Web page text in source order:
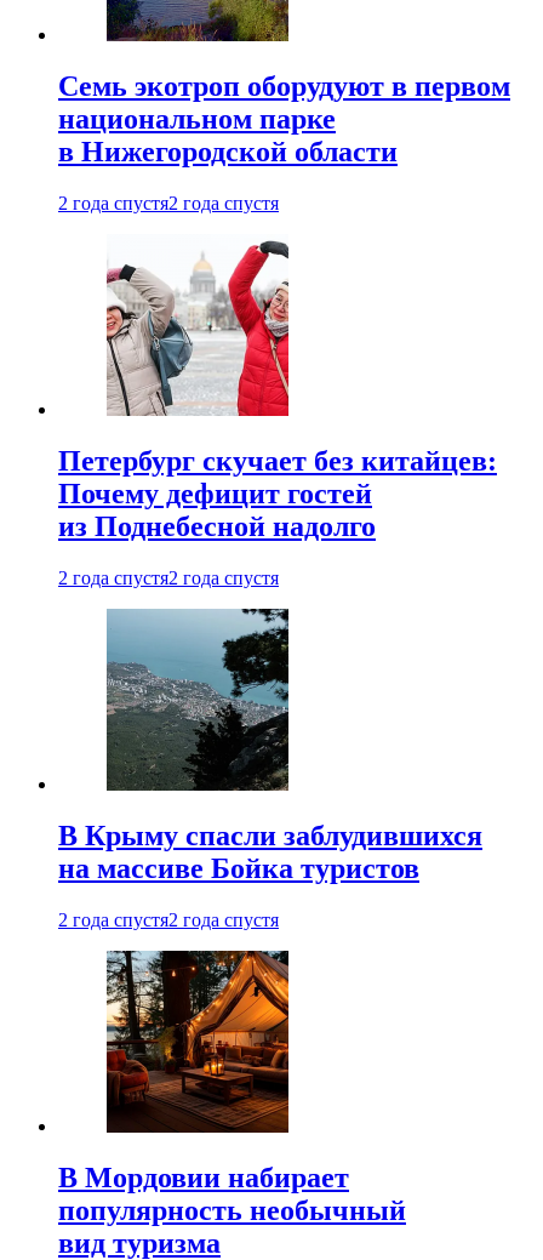
Семь экотроп оборудуют в первом
национальном парке
в Нижегородской области
2 года спустя2 года спустя
Петербург скучает без китайцев:
Почему дефицит гостей
из Поднебесной надолго
2 года спустя2 года спустя
В Крыму спасли заблудившихся
на массиве Бойка туристов
2 года спустя2 года спустя
В Мордовии набирает
популярность необычный
вид туризма